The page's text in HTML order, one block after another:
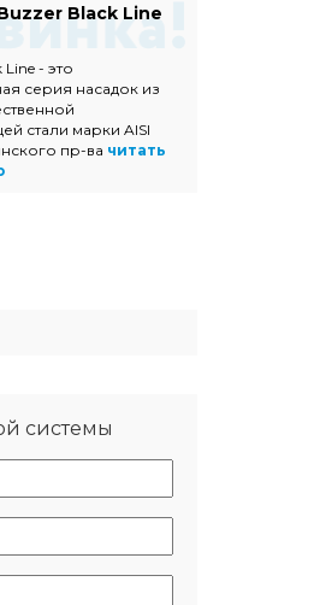
Black Line
Line - это
серия насадок из
стали марки AISI
пр-ва читать
системы